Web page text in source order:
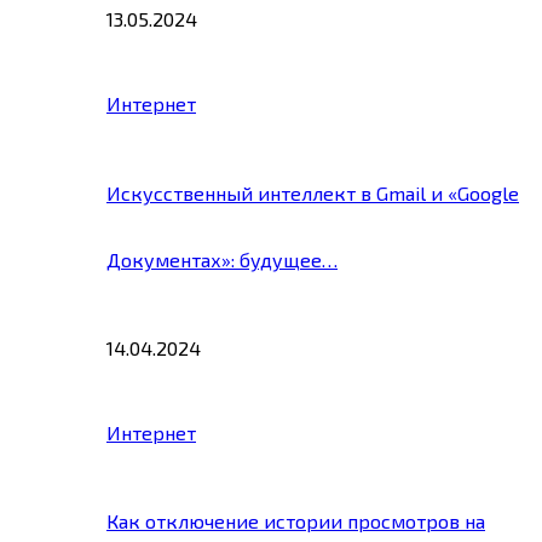
13.05.2024
Интернет
Искусственный интеллект в Gmail и «Google
Документах»: будущее…
14.04.2024
Интернет
Как отключение истории просмотров на